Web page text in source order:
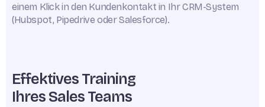
einem Klick in den Kundenkontakt in Ihr CRM-System
(Hubspot, Pipedrive oder Salesforce).
Effektives Training
Ihres Sales Teams